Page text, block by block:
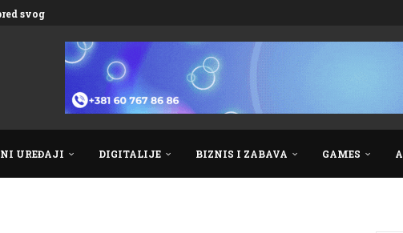
svog vremena
UREĐAJI DIGITALIJE BIZNIS I ZABAVA GAMES